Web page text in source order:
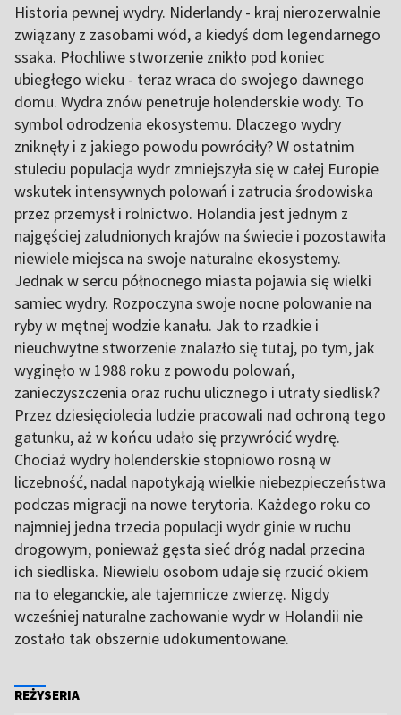
Historia pewnej wydry. Niderlandy - kraj nierozerwalnie
związany z zasobami wód, a kiedyś dom legendarnego
ssaka. Płochliwe stworzenie znikło pod koniec
ubiegłego wieku - teraz wraca do swojego dawnego
domu. Wydra znów penetruje holenderskie wody. To
symbol odrodzenia ekosystemu. Dlaczego wydry
zniknęły i z jakiego powodu powróciły? W ostatnim
stuleciu populacja wydr zmniejszyła się w całej Europie
wskutek intensywnych polowań i zatrucia środowiska
przez przemysł i rolnictwo. Holandia jest jednym z
najgęściej zaludnionych krajów na świecie i pozostawiła
niewiele miejsca na swoje naturalne ekosystemy.
Jednak w sercu północnego miasta pojawia się wielki
samiec wydry. Rozpoczyna swoje nocne polowanie na
ryby w mętnej wodzie kanału. Jak to rzadkie i
nieuchwytne stworzenie znalazło się tutaj, po tym, jak
wyginęło w 1988 roku z powodu polowań,
zanieczyszczenia oraz ruchu ulicznego i utraty siedlisk?
Przez dziesięciolecia ludzie pracowali nad ochroną tego
gatunku, aż w końcu udało się przywrócić wydrę.
Chociaż wydry holenderskie stopniowo rosną w
liczebność, nadal napotykają wielkie niebezpieczeństwa
podczas migracji na nowe terytoria. Każdego roku co
najmniej jedna trzecia populacji wydr ginie w ruchu
drogowym, ponieważ gęsta sieć dróg nadal przecina
ich siedliska. Niewielu osobom udaje się rzucić okiem
na to eleganckie, ale tajemnicze zwierzę. Nigdy
wcześniej naturalne zachowanie wydr w Holandii nie
zostało tak obszernie udokumentowane.
REŻYSERIA